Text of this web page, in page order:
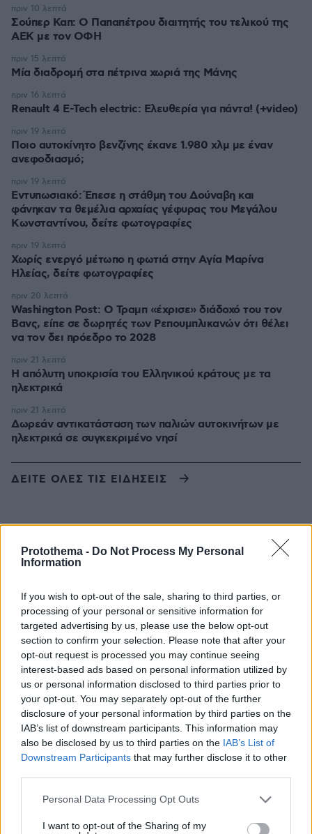
Protothema - Do Not Process My Personal
Information
If you wish to opt-out of the sale, sharing to third parties, or
processing of your personal or sensitive information for
targeted advertising by us, please use the below opt-out
section to confirm your selection. Please note that after your
opt-out request is processed you may continue seeing
interest-based ads based on personal information utilized by
us or personal information disclosed to third parties prior to
your opt-out. You may separately opt-out of the further
disclosure of your personal information by third parties on the
IAB’s list of downstream participants. This information may
also be disclosed by us to third parties on the IAB’s List of
Downstream Participants that may further disclose it to other
Please note that this website/app uses one or more Google
not limited to your visit or usage behaviour. You may click to
Personal Data Processing Opt Outs
I want to opt-out of the Sharing of my
Σούπερ Καπ: Ο Παπαπέτρου διαιτητής του τελικού της
ΑΕΚ με τον ΟΦΗ
πριν 10 λεπτά
Μία διαδρομή στα πέτρινα χωριά της Μάνης
πριν 15 λεπτά
Renault 4 E-Tech electric: Ελευθερία για πάντα! (+video)
πριν 16 λεπτά
Ποιο αυτοκίνητο βενζίνης έκανε 1.980 χλμ με έναν
ανεφοδιασμό;
πριν 19 λεπτά
Εντυπωσιακό: Έπεσε η στάθμη του Δούναβη και
φάνηκαν τα θεμέλια αρχαίας γέφυρας του Μεγάλου
Κωνσταντίνου, δείτε φωτογραφίες
πριν 19 λεπτά
Χωρίς ενεργό μέτωπο η φωτιά στην Aγία Μαρίνα
Ηλείας, δείτε φωτογραφίες
πριν 19 λεπτά
Washington Post: Ο Τραμπ «έχρισε» διάδοχό του τον
Βανς, είπε σε δωρητές των Ρεπουμπλικανών ότι θέλει
να τον δει πρόεδρο το 2028
πριν 20 λεπτά
Η απόλυτη υποκρισία του Ελληνικού κράτους με τα
ηλεκτρικά
πριν 21 λεπτά
Δωρεάν αντικατάσταση των παλιών αυτοκινήτων με
ηλεκτρικά σε συγκεκριμένο νησί
πριν 21 λεπτά
ΔΕΙΤΕ ΟΛΕΣ ΤΙΣ ΕΙΔΗΣΕΙΣ
ΤΑ ΠΙΟ ΔΗΜΟΦΙΛΗ